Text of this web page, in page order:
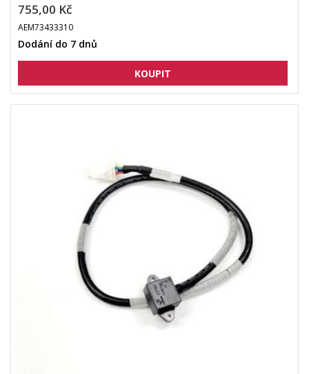
755,00 Kč
AEM73433310
Dodání do 7 dnů